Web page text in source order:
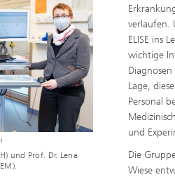
und Prof. Dr. Lena
verlaufen.
ELISE ins
wichtige
Lage,
Personal
und
Die
Wiese